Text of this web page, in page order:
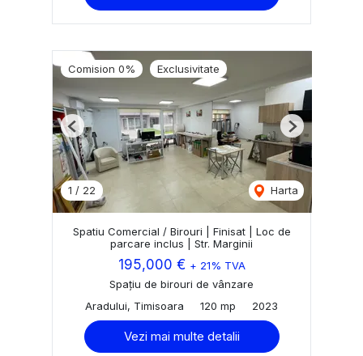
Comision 0% Exclusivitate
1 / 22 Harta
Previous Next
Spatiu Comercial / Birouri | Finisat | Loc de
parcare inclus | Str. Marginii
195,000 € + 21% TVA
Spațiu de birouri de vânzare
Aradului, Timisoara
120 mp 2023
Vezi mai multe detalii